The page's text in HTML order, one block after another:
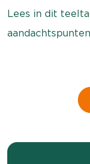
Lees in dit
fruitvlieg in